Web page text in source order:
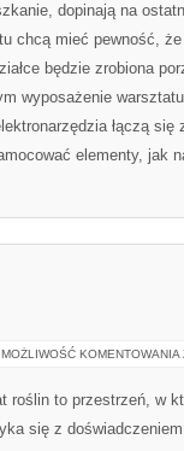
dopinają na
chcą mieć pewność,
będzie zrobiona
wyposażenie
łączą się
elementy, jak
MOŻLIWOŚĆ KOMENTOWANIA
roślin to przestrzeń, w
się z